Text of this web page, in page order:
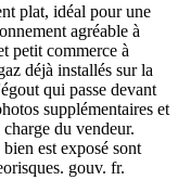
plat, idéal pour une
agréable à
petit commerce à
déjà installés sur la
qui passe devant
supplémentaires et
du vendeur.
est exposé sont
gouv. fr.